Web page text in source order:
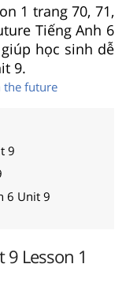
1 trang 70, 71,
Tiếng Anh 6
học sinh dễ
9.
the future
9
6 Unit 9
Lesson 1